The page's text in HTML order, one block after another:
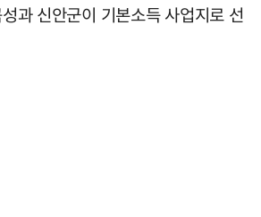
과 신안군이 기본소득 사업지로 선